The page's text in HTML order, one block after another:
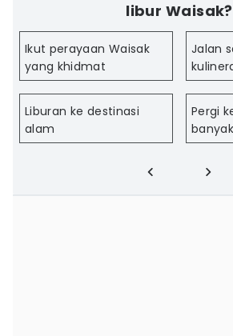
libur Waisak?
Ikut perayaan Waisak
yang khidmat
Jalan
Liburan ke destinasi
alam
Pergi